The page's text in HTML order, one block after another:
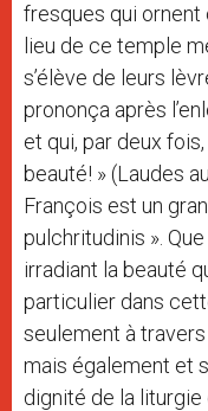
fresques qui
lieu de ce temple
s’élève de leurs
prononça après
et qui, par deux
beauté! » (Laudes
François est un
pulchritudinis ».
irradiant la beauté
particulier dans
seulement à
mais également et
dignité de la liturgie